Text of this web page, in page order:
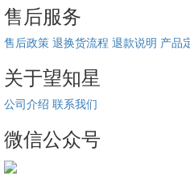
售后服务
售后政策 退换货流程 退款说明 产品
关于望知星
公司介绍 联系我们
微信公众号